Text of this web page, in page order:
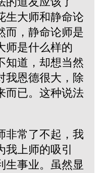
生大师和静命论
而，静命论师是
师是什么样的
知道，却想当然
我恩德很大，除
而已。这种说法
非常了不起，我
上师的吸引
生事业。虽然显